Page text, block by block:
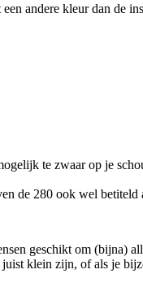
andere kleur dan de
te zwaar op je
de 280 ook wel betiteld
geschikt om (bijna)
klein zijn, of als je